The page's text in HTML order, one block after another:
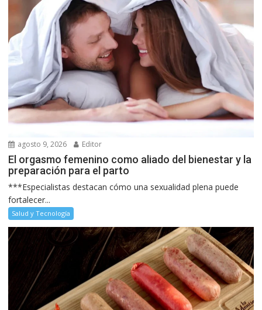
agosto 9, 2026 Editor
El orgasmo femenino como aliado del bienestar y la
preparación para el parto
***Especialistas destacan cómo una sexualidad plena puede
fortalecer...
Salud y Tecnología